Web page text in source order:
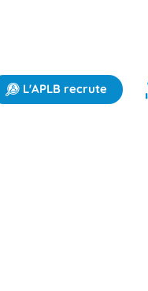
L'APLB recrute